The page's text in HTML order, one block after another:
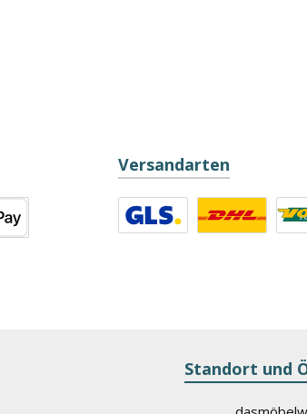
Versandarten
Standort und